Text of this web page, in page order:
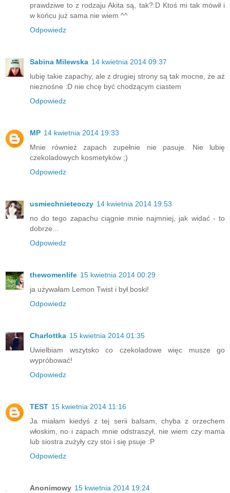
prawdziwe to z rodzaju Akita są, tak?:D Ktoś mi tak mówił i
w końcu już sama nie wiem ^^
Odpowiedz
Sabina Milewska 14 kwietnia 2014 09:37
lubię takie zapachy, ale z drugiej strony są tak mocne, że aż
nieznośne :D nie chcę być chodzącym ciastem
Odpowiedz
MP 14 kwietnia 2014 19:33
Mnie również zapach zupełnie nie pasuje. Nie lubię
czekoladowych kosmetyków ;)
Odpowiedz
usmiechnieteoczy 14 kwietnia 2014 19:53
no do tego zapachu ciągnie mnie najmniej, jak widać - to
dobrze...
Odpowiedz
thewomenlife 15 kwietnia 2014 00:29
ja używałam Lemon Twist i był boski!
Odpowiedz
Charlottka 15 kwietnia 2014 01:35
Uwielbiam wszytsko co czekoladowe więc musze go
wypróbować!
Odpowiedz
TEST 15 kwietnia 2014 11:16
Ja miałam kiedyś z tej serii balsam, chyba z orzechem
włoskim, no i zapach mnie odstraszył, nie wiem czy mama
lub siostra zużyły czy stoi i się psuje :P
Odpowiedz
Anonimowy 15 kwietnia 2014 19:24